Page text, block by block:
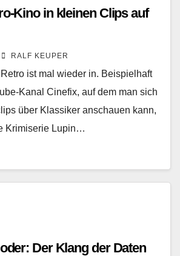
Kino in kleinen Clips auf
RALF KEUPER
ist mal wieder in. Beispielhaft
Kanal Cinefix, auf dem man sich
über Klassiker anschauen kann,
Krimiserie Lupin…
Der Klang der Daten